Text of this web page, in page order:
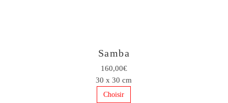
Samba
160,00€
30 x 30 cm
Choisir